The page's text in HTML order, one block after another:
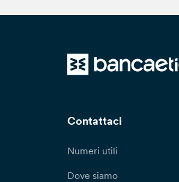
Contattaci
Numeri utili
Dove siamo